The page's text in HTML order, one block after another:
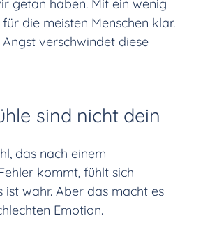
getan haben. Mit ein wenig
die meisten Menschen klar.
verschwindet diese
sind nicht dein
das nach einem
kommt, fühlt sich
ist wahr. Aber das macht es
Emotion.